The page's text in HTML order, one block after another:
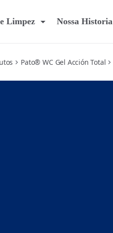
Limpez Nossa Historia
Pato® WC Gel Acción Total